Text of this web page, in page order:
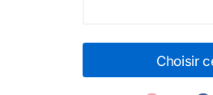
Choisir